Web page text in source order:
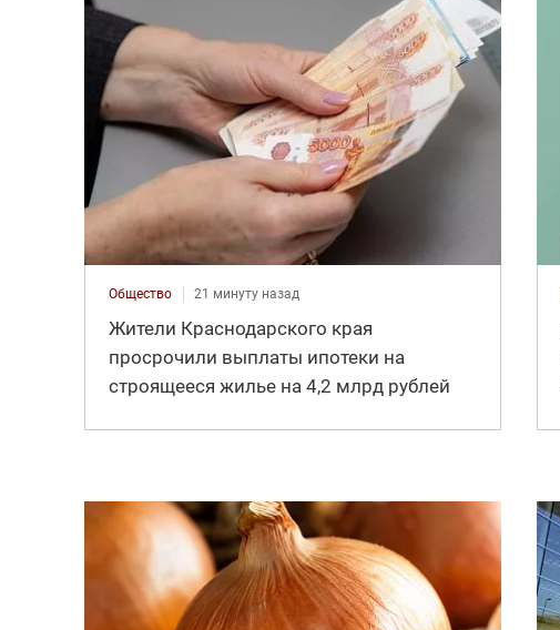
Общество 21 минуту назад
Жители Краснодарского края
просрочили выплаты ипотеки на
строящееся жилье на 4,2 млрд рублей